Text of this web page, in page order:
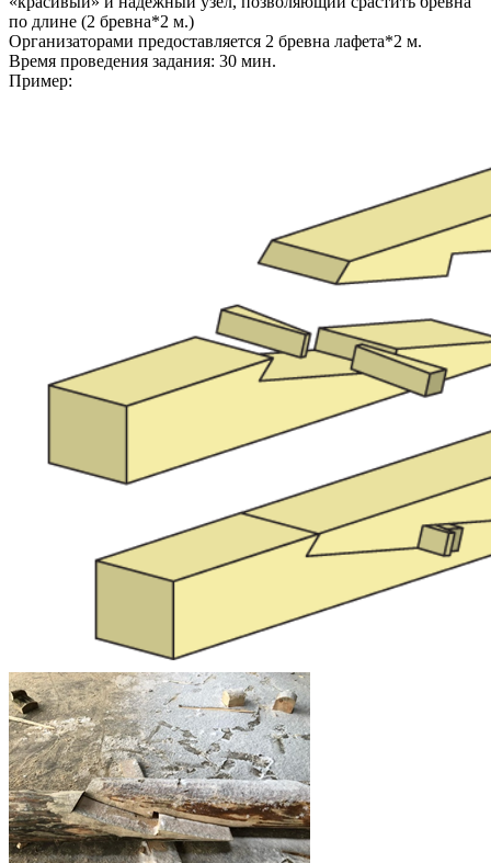
по длине (2 бревна*2 м.)
Организаторами предоставляется 2 бревна лафета*2 м.
Время проведения задания: 30 мин.
Пример: